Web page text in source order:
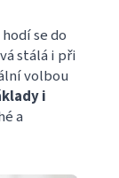
se do
stálá i při
volbou
i
a